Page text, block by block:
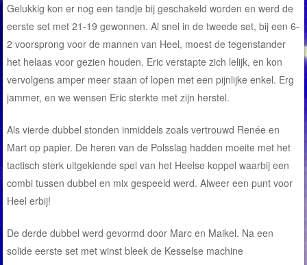
Gelukkig kon er nog een tandje bij geschakeld worden en werd de
eerste set met 21-19 gewonnen. Al snel in de tweede set, bij een 6-
2 voorsprong voor de mannen van Heel, moest de tegenstander
het helaas voor gezien houden. Eric verstapte zich lelijk, en kon
vervolgens amper meer staan of lopen met een pijnlijke enkel. Erg
jammer, en we wensen Eric sterkte met zijn herstel.
Als vierde dubbel stonden inmiddels zoals vertrouwd Renée en
Mart op papier. De heren van de Polsslag hadden moeite met het
tactisch sterk uitgekiende spel van het Heelse koppel waarbij een
combi tussen dubbel en mix gespeeld werd. Alweer een punt voor
Heel erbij!
De derde dubbel werd gevormd door Marc en Maikel. Na een
solide eerste set met winst bleek de Kesselse machine